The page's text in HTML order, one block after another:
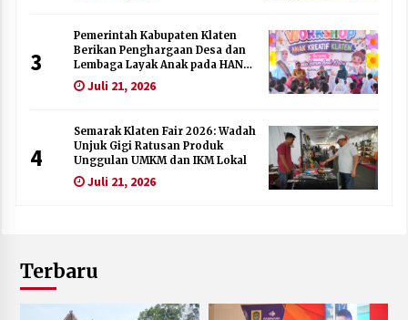
3
Pemerintah Kabupaten Klaten
Berikan Penghargaan Desa dan
Lembaga Layak Anak pada HAN
2026Juli 21, 2026
4
Semarak Klaten Fair 2026: Wadah
Unjuk Gigi Ratusan Produk
Unggulan UMKM dan IKM Lokal
Juli 21, 2026
Terbaru